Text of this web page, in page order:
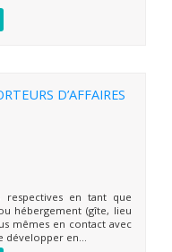
D’AFFAIRES
respectives en tant que
hébergement (gîte, lieu
mêmes en contact avec
développer en...